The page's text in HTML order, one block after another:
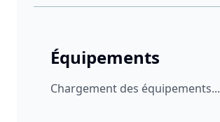
Équipements
Chargement des équipements...